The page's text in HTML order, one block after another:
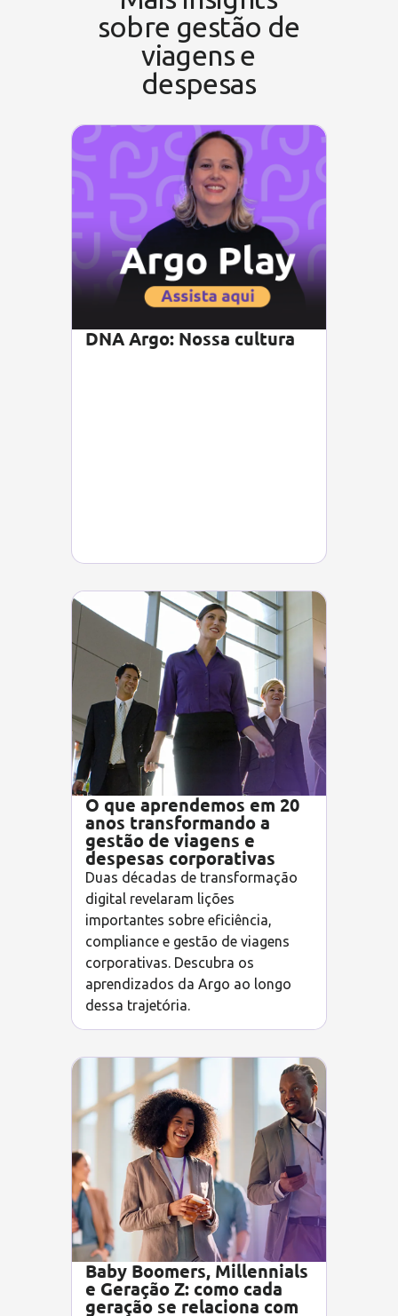
sobre gestão de
viagens e
despesas
DNA Argo: Nossa cultura
O que aprendemos em 20
anos transformando a
gestão de viagens e
despesas corporativas
Duas décadas de transformação
digital revelaram lições
importantes sobre eficiência,
compliance e gestão de viagens
corporativas. Descubra os
aprendizados da Argo ao longo
dessa trajetória.
Baby Boomers, Millennials
e Geração Z: como cada
geração se relaciona com